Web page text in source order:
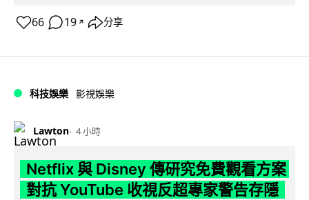
66 19 ↗ 分享
科技娛樂 影視娛樂
Lawton 4 小時
Netflix 與 Disney 傳研究免費觀看方案
對抗 YouTube 收視反超專家警告存隱